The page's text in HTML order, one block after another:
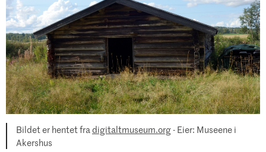
Bildet er hentet fra digitaltmuseum.org- Eier: Museene i
Akershus